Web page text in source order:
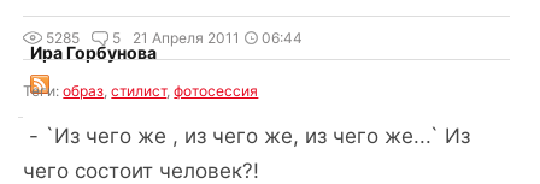
Ира Горбунова
5285 5 21 Апреля 2011 06:44
Теги:образ,стилист,фотосессия
- `Из чего же , из чего же, из чего же...` Из
чего состоит человек?!